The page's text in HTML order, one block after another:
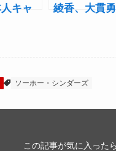
キャ
綾香、大貫勇
ソーホー・シンダーズ
この記事が気に入ったら